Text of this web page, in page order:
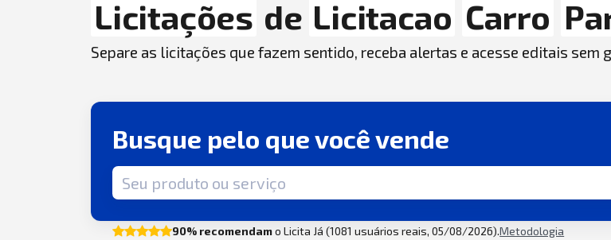
Licitações de Licitacao Carro
Separe as licitações que fazem sentido, receba alertas e acesse editais sem
Busque pelo que você vende
Termo de busca
90% recomendamo Licita Já (1081 usuários reais, 05/08/2026).Metodologia